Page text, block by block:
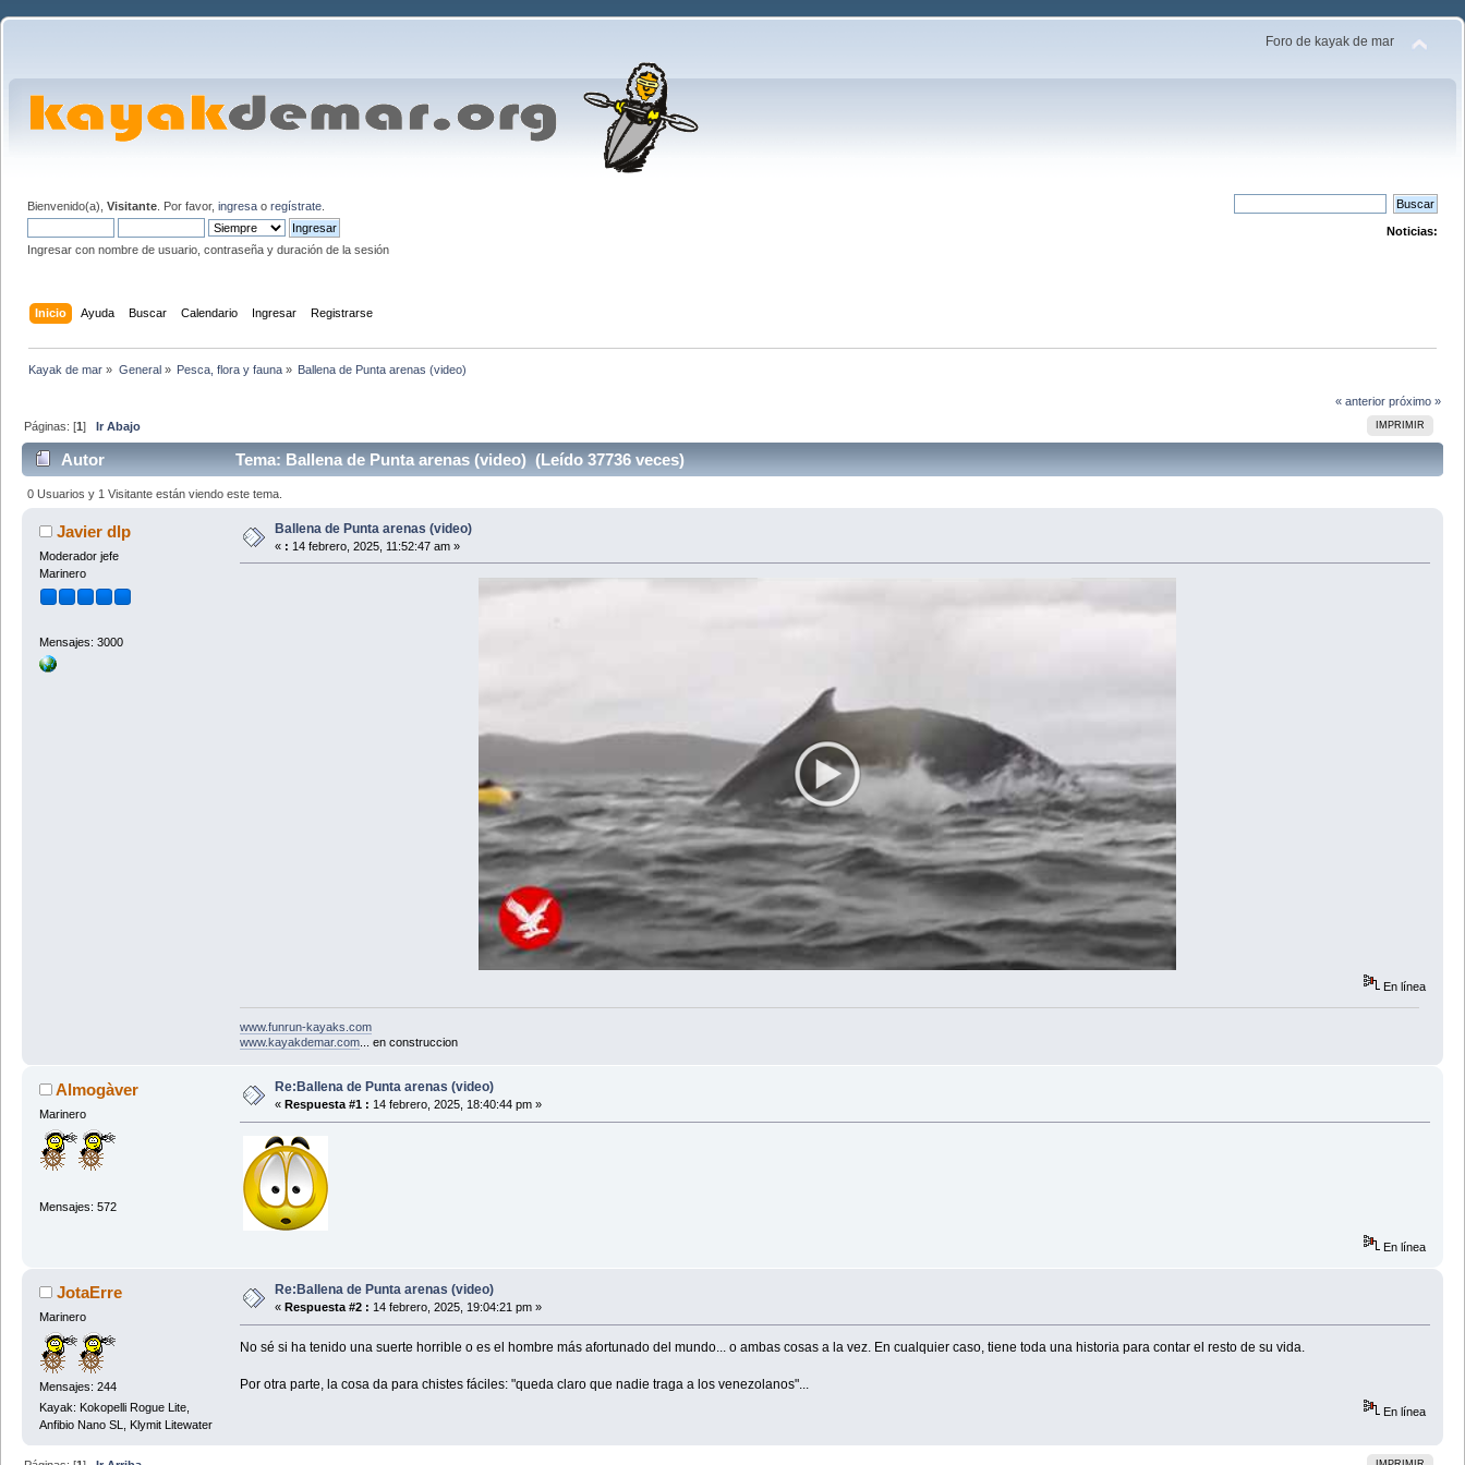
Foro de kayak de mar
Bienvenido(a), Visitante . Por favor, ingresa o regístrate
Ingresar con nombre de usuario, contraseña y duración de la sesión
Noticias:
Inicio Ayuda Buscar Calendario Ingresar Registrarse
Kayak de mar » General» Pesca, flora y fauna» Ballena de Punta arenas (video)
« anterior próximo »
IMPRIMIR
Páginas: [1]Ir Abajo
Autor Tema: Ballena de Punta arenas (video) (Leído 37736 veces)
0 Usuarios y 1 Visitante están viendo este tema.
Javier dlp
Moderador jefe
Marinero
Mensajes: 3000
Ballena de Punta arenas (video)
« : 14 febrero, 2025, 11:52:47 am »
En línea
www.funrun-kayaks.com
www.kayakdemar.com... en construccion
Almogàver
Marinero
Mensajes: 572
Re:Ballena de Punta arenas (video)
« Respuesta #1 : 14 febrero, 2025, 18:40:44 pm »
En línea
JotaErre
Marinero
Mensajes: 244
Kayak: Kokopelli Rogue Lite,
Anfibio Nano SL, Klymit Litewater
Re:Ballena de Punta arenas (video)
« Respuesta #2 : 14 febrero, 2025, 19:04:21 pm »
No sé si ha tenido una suerte horrible o es el hombre más afortunado del mundo... o ambas cosas a la vez. En cualquier caso, tiene toda una historia para contar el resto de su vida.
Por otra parte, la cosa da para chistes fáciles: "queda claro que nadie traga a los venezolanos"...
En línea